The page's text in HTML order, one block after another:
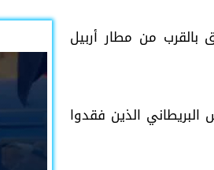
بالقرب من مطار أربيل
الذين فقدوا